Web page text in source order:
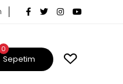
0
Sepetim